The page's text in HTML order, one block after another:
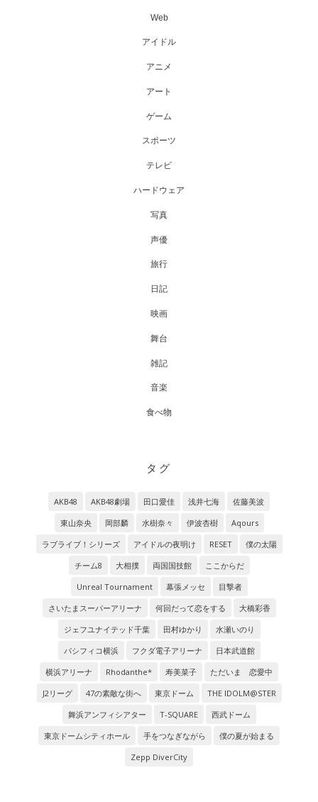
Web
アイドル
アニメ
アート
ゲーム
スポーツ
テレビ
ハードウェア
写真
声優
旅行
日記
映画
舞台
雑記
音楽
食べ物
タグ
AKB48 AKB48劇場 田口愛佳 浅井七海
佐藤美波
東山奈央
岡部麟 水樹奈々 伊波杏樹
Aqours
ラブライブ！シリーズ
アイドルの夜明け RESET
僕の太陽
チーム8
大相撲 両国国技館
ここからだ
Unreal Tournament
幕張メッセ
目撃者
さいたまスーパーアリーナ
何回だって恋をする
大橋彩香
ジェフユナイテッド千葉
田村ゆかり
水瀬いのり
パシフィコ横浜
フクダ電子アリーナ
日本武道館
横浜アリーナ
Rhodanthe* 寿美菜子
ただいま 恋愛中
J2リーグ
47の素敵な街へ 東京ドーム
THE IDOLM@STER
舞浜アンフィシアター
T-SQUARE
西武ドーム
東京ドームシティホール
手をつなぎながら
僕の夏が始まる
Zepp DiverCity